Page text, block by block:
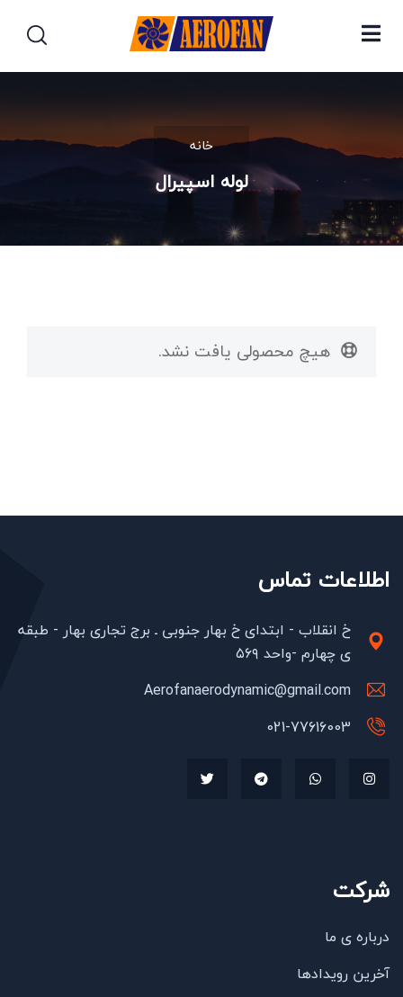
خانه
لوله اسپیرال
هیچ محصولی یافت نشد.
اطلاعات تماس
خ انقلاب - ابتدای خ بهار جنوبی ـ برج تجاری بهار - طبقه
ی چهارم -واحد ۵۶۹
Aerofanaerodynamic@gmail.com
021-77616003
شرکت
درباره ی ما
آخرین رویدادها